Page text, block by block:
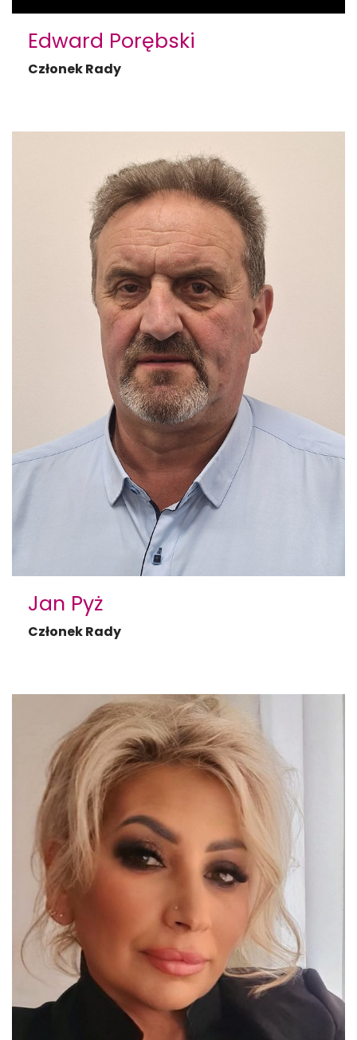
Edward Porębski
Członek Rady
Jan Pyż
Członek Rady